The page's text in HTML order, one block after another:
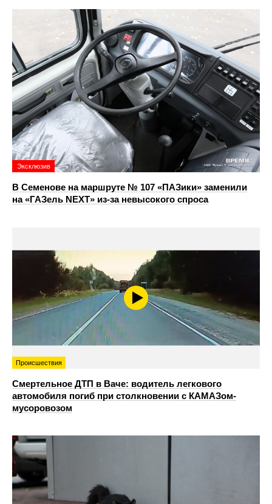
Эксклюзив
В Семенове на маршруте № 107 «ПАЗики» заменили
на «ГАЗель NEXT» из‑за невысокого спроса
Происшествия
Смертельное ДТП в Ваче: водитель легкового
автомобиля погиб при столкновении с КАМАЗом-
мусоровозом